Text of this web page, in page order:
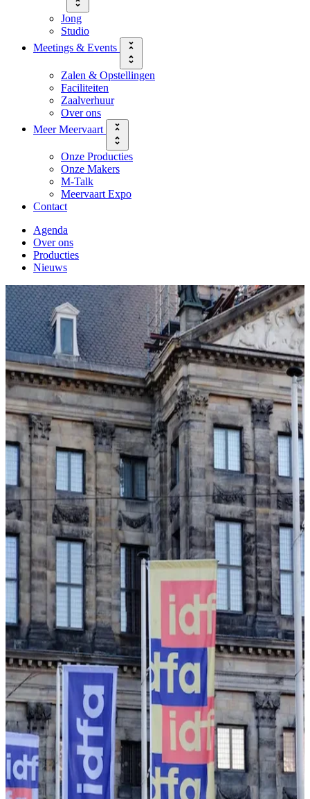
Jong
Studio
Meetings & Events
Zalen & Opstellingen
Faciliteiten
Zaalverhuur
Over ons
Meer Meervaart
Onze Producties
Onze Makers
M-Talk
Meervaart Expo
Contact
Agenda
Over ons
Producties
Nieuws